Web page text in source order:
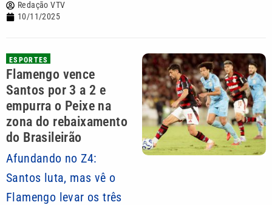
Redação VTV
10/11/2025
ESPORTES
Flamengo vence
Santos por 3 a 2 e
empurra o Peixe na
zona do rebaixamento
do Brasileirão
Afundando no Z4:
Santos luta, mas vê o
Flamengo levar os três